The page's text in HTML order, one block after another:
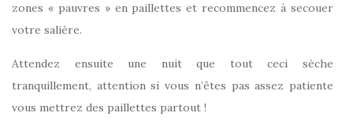
zones « pauvres » en paillettes et recommencez à secouer
votre salière.
Attendez ensuite une nuit que tout ceci sèche
tranquillement, attention si vous n’êtes pas assez patiente
vous mettrez des paillettes partout !